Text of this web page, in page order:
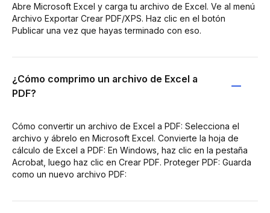
Abre Microsoft Excel y carga tu archivo de Excel. Ve al menú
Archivo Exportar Crear PDF/XPS. Haz clic en el botón
Publicar una vez que hayas terminado con eso.
¿Cómo comprimo un archivo de Excel a
PDF?
Cómo convertir un archivo de Excel a PDF: Selecciona el
archivo y ábrelo en Microsoft Excel. Convierte la hoja de
cálculo de Excel a PDF: En Windows, haz clic en la pestaña
Acrobat, luego haz clic en Crear PDF. Proteger PDF: Guarda
como un nuevo archivo PDF: